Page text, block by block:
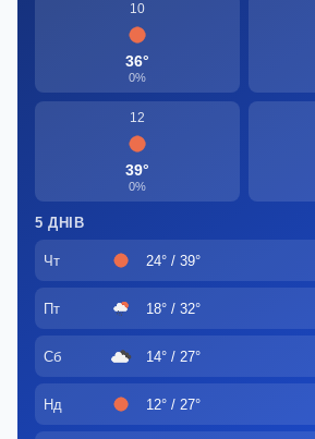
10
36°
0%
12
39°
0%
5 ДНІВ
Чт 24° / 39°
Пт 18° / 32°
Сб 14° / 27°
Нд 12° / 27°